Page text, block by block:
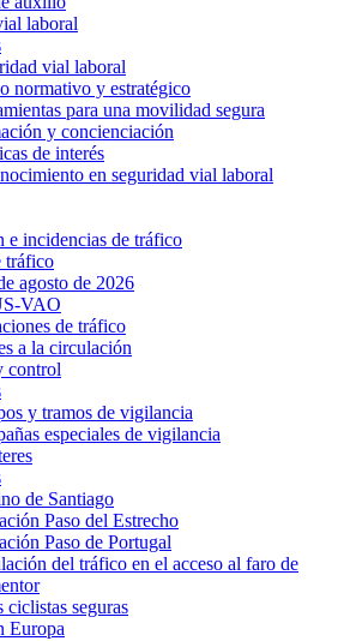
laboral
vial laboral
normativo y estratégico
para una movilidad segura
y concienciación
de interés
en seguridad vial laboral
e incidencias de tráfico
tráfico
agosto de 2026
VAO
de tráfico
a la circulación
control
y tramos de vigilancia
especiales de vigilancia
de Santiago
Paso del Estrecho
Paso de Portugal
del tráfico en el acceso al faro de
ciclistas seguras
Europa